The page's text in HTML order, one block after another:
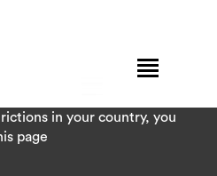
in your country, you
page